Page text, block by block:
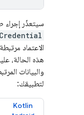
سيتعذّر إجراء
الاعتماد
هذه الحالة،
والبيانات
لتطبيقك:
Kotlin